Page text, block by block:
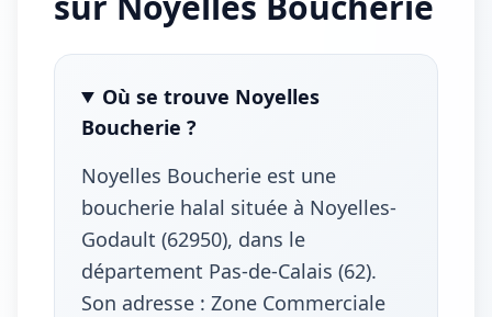
Où se trouve Noyelles
Boucherie ?
Noyelles Boucherie est une
boucherie halal située à Noyelles-
Godault (62950), dans le
département Pas-de-Calais (62).
Son adresse : Zone Commerciale